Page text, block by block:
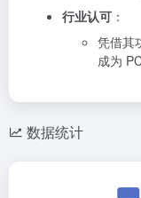
行业认可 ：
凭借其
成为
数据统计